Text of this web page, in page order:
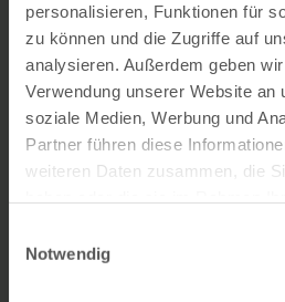
personalisieren, Funktionen für
zu können und die Zugriffe auf
analysieren. Außerdem geben
Verwendung unserer Website an
soziale Medien, Werbung und
Partner führen diese
weiteren Daten zusammen, die
Notwendig